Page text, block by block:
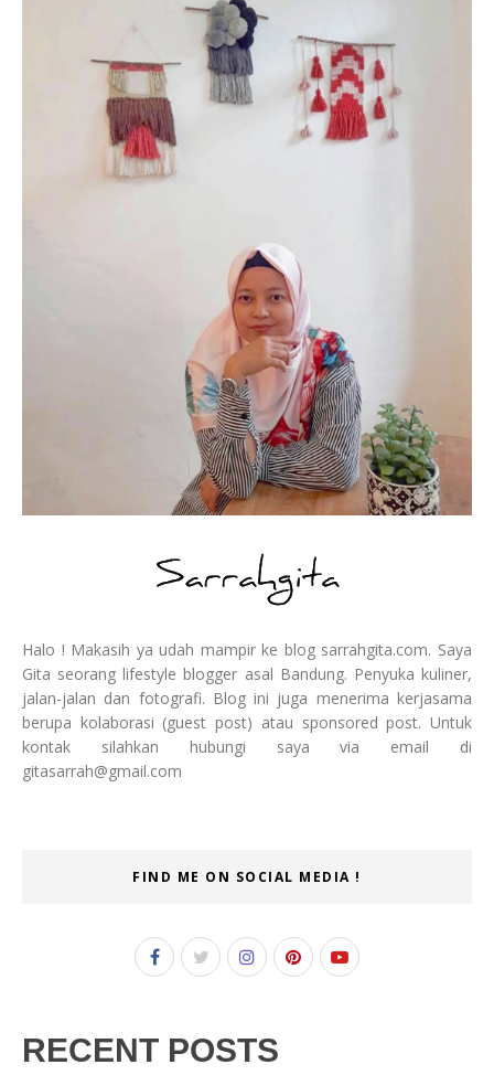
Halo ! Makasih ya udah mampir ke blog sarrahgita.com. Saya
Gita seorang lifestyle blogger asal Bandung. Penyuka kuliner,
jalan-jalan dan fotografi. Blog ini juga menerima kerjasama
berupa kolaborasi (guest post) atau sponsored post. Untuk
kontak silahkan hubungi saya via email di
gitasarrah@gmail.com
FIND ME ON SOCIAL MEDIA !
RECENT POSTS